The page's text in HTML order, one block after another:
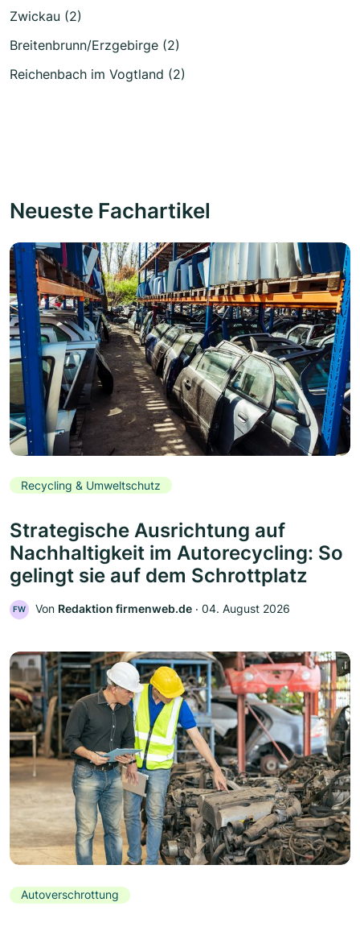
Zwickau (2)
Breitenbrunn/Erzgebirge (2)
Reichenbach im Vogtland (2)
Neueste Fachartikel
Recycling & Umweltschutz
Strategische Ausrichtung auf
Nachhaltigkeit im Autorecycling: So
gelingt sie auf dem Schrottplatz
FW Von Redaktion firmenweb.de ‧ 04. August 2026
Autoverschrottung